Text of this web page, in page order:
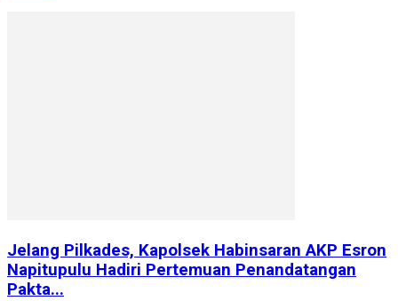
Jelang Pilkades, Kapolsek Habinsaran AKP Esron
Napitupulu Hadiri Pertemuan Penandatangan
Pakta...